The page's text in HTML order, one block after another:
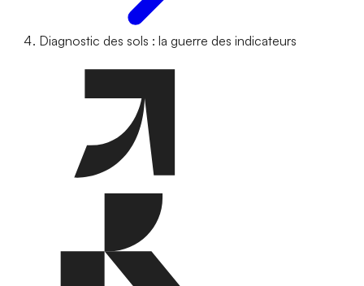
Diagnostic des sols : la guerre des indicateurs